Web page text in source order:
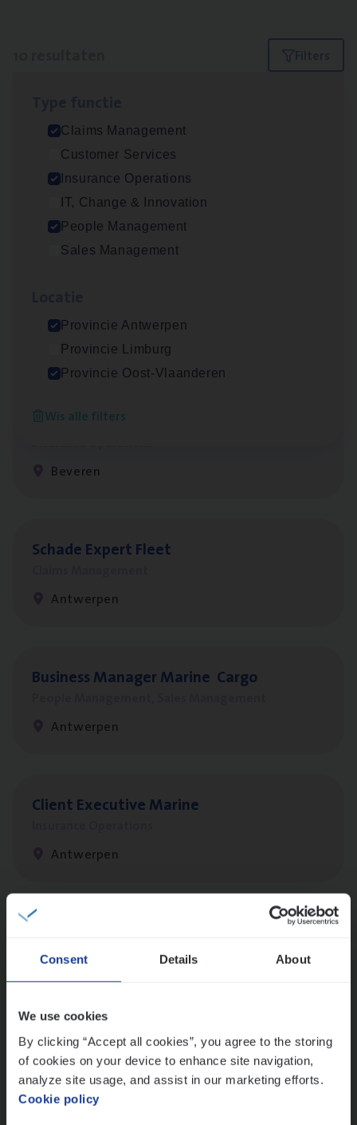
Consent Details About
We use cookies
By clicking “Accept all cookies”, you agree to the storing
of cookies on your device to enhance site navigation,
analyze site usage, and assist in our marketing efforts.
Cookie policy
Filters
Claims Management
Customer Services
Insurance Operations
IT, Change & Innovation
People Management
Sales Management
Provincie Antwerpen
Provincie Limburg
Provincie Oost-Vlaanderen
Wis alle filters
Dos­sier­be­heer­der ver­ze­ke­rin­gen — Soci­al
Pro­fit en Public
Insurance Operations
Antwerpen
Antwerpen
Benefits
Beveren
Scha­de Expert Fleet
Antwerpen
Busi­ness Mana­ger Mari­ne Cargo
Antwerpen
Client Exe­cu­ti­ve Marine
Antwerpen
Dos­sier­be­heer­der Pro­per­ty verzekeringen
Insurance Operations
Antwerpen en Hasselt
Dos­sier­be­heer­der Onder­ne­min­gen Van­b­
re­da Huys­mans — Mechelen
Insurance Operations